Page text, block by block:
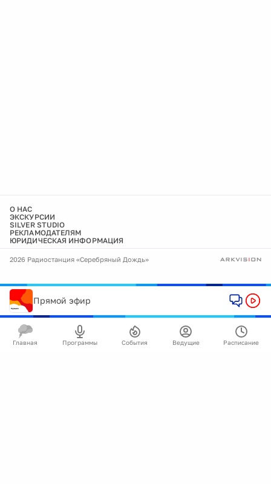
О НАС
ЭКСКУРСИИ
SILVER STUDIO
РЕКЛАМОДАТЕЛЯМ
ЮРИДИЧЕСКАЯ ИНФОРМАЦИЯ
2026 Радиостанция «Серебряный Дождь»
Прямой эфир
Главная Программы События Ведущие Расписание